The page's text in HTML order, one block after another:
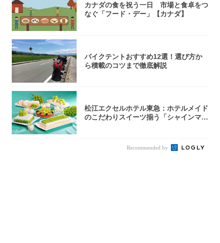
カナダの食を祝う一日 市場と食卓をつ
なぐ「フード・デー」【カナダ】
バイクテントおすすめ12選！選び方か
ら積載のコツまで徹底解説
松江エクセルホテル東急：ホテルメイド
のこだわりスイーツ揃う「シャインマス
Recommended by